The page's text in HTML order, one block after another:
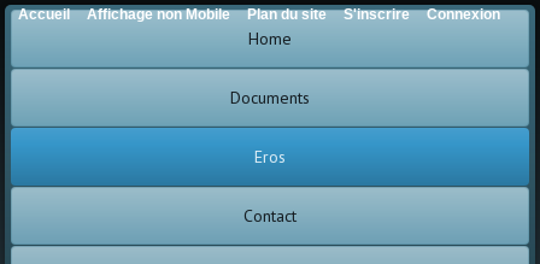
Home
Documents
Eros
Contact
Accueil Affichage non Mobile Plan du site S'inscrire Connexion